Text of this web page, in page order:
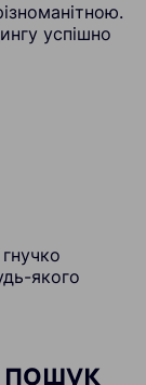
успішно
якого
пошук